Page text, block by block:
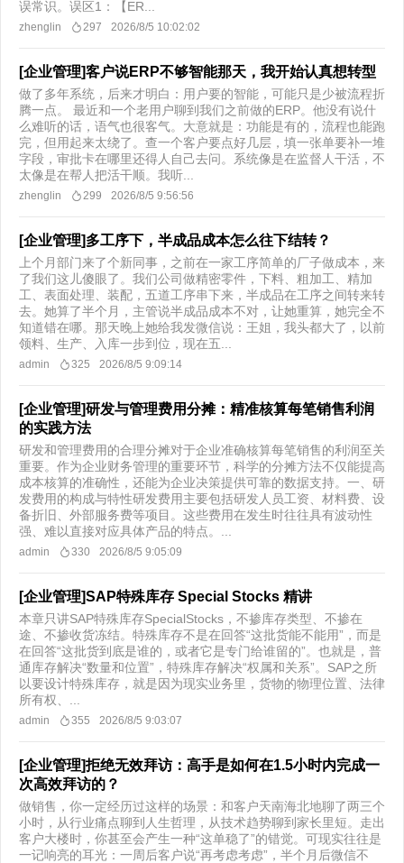
误常识。误区1：【ER...
zhenglin 297 2026/8/5 10:02:02
[企业管理]客户说ERP不够智能那天，我开始认真想转型
做了多年系统，后来才明白：用户要的智能，可能只是少被流程折
腾一点。 最近和一个老用户聊到我们之前做的ERP。他没有说什
么难听的话，语气也很客气。大意就是：功能是有的，流程也能跑
完，但用起来太绕了。查一个客户要点好几层，填一张单要补一堆
字段，审批卡在哪里还得人自己去问。系统像是在监督人干活，不
太像是在帮人把活干顺。我听...
zhenglin 299 2026/8/5 9:56:56
[企业管理]多工序下，半成品成本怎么往下结转？
上个月部门来了个新同事，之前在一家工序简单的厂子做成本，来
了我们这儿傻眼了。我们公司做精密零件，下料、粗加工、精加
工、表面处理、装配，五道工序串下来，半成品在工序之间转来转
去。她算了半个月，主管说半成品成本不对，让她重算，她完全不
知道错在哪。那天晚上她给我发微信说：王姐，我头都大了，以前
领料、生产、入库一步到位，现在五...
admin 325 2026/8/5 9:09:14
[企业管理]研发与管理费用分摊：精准核算每笔销售利润
的实践方法
研发和管理费用的合理分摊对于企业准确核算每笔销售的利润至关
重要。作为企业财务管理的重要环节，科学的分摊方法不仅能提高
成本核算的准确性，还能为企业决策提供可靠的数据支持。一、研
发费用的构成与特性研发费用主要包括研发人员工资、材料费、设
备折旧、外部服务费等项目。这些费用在发生时往往具有波动性
强、难以直接对应具体产品的特点。...
admin 330 2026/8/5 9:05:09
[企业管理]SAP特殊库存 Special Stocks 精讲
本章只讲SAP特殊库存SpecialStocks，不掺库存类型、不掺在
途、不掺收货冻结。特殊库存不是在回答“这批货能不能用”，而是
在回答“这批货到底是谁的，或者它是专门给谁留的”。也就是，普
通库存解决“数量和位置”，特殊库存解决“权属和关系”。SAP之所
以要设计特殊库存，就是因为现实业务里，货物的物理位置、法律
所有权、...
admin 355 2026/8/5 9:03:07
[企业管理]拒绝无效拜访：高手是如何在1.5小时内完成一
次高效拜访的？
做销售，你一定经历过这样的场景：和客户天南海北地聊了两三个
小时，从行业痛点聊到人生哲理，从技术趋势聊到家长里短。走出
客户大楼时，你甚至会产生一种“这单稳了”的错觉。可现实往往是
一记响亮的耳光：一周后客户说“再考虑考虑”，半个月后微信不